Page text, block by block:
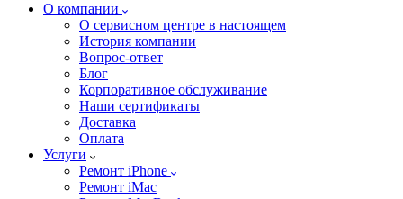
О компании
О сервисном центре в настоящем
История компании
Вопрос-ответ
Блог
Корпоративное обслуживание
Наши сертификаты
Доставка
Оплата
Услуги
Ремонт iPhone
Ремонт iMac